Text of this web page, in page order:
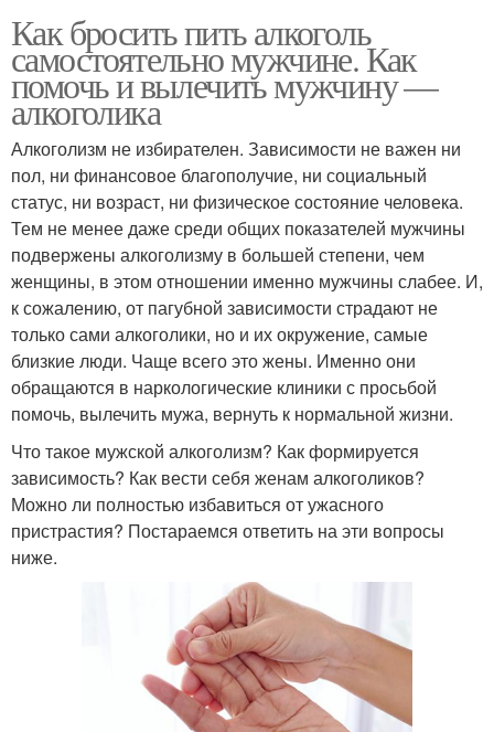
Как бросить пить алкоголь
самостоятельно мужчине. Как
помочь и вылечить мужчину —
алкоголика
Алкоголизм не избирателен. Зависимости не важен ни
пол, ни финансовое благополучие, ни социальный
статус, ни возраст, ни физическое состояние человека.
Тем не менее даже среди общих показателей мужчины
подвержены алкоголизму в большей степени, чем
женщины, в этом отношении именно мужчины слабее. И,
к сожалению, от пагубной зависимости страдают не
только сами алкоголики, но и их окружение, самые
близкие люди. Чаще всего это жены. Именно они
обращаются в наркологические клиники с просьбой
помочь, вылечить мужа, вернуть к нормальной жизни.
Что такое мужской алкоголизм? Как формируется
зависимость? Как вести себя женам алкоголиков?
Можно ли полностью избавиться от ужасного
пристрастия? Постараемся ответить на эти вопросы
ниже.